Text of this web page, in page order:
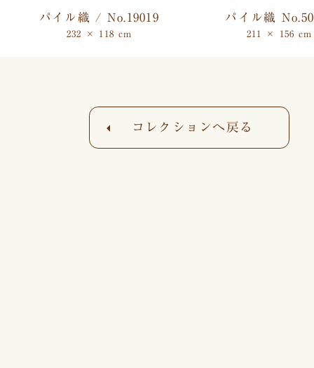
パイル織 / No.19019
232 × 118 cm
パイル織
211 × 156 cm
コレクションへ戻る